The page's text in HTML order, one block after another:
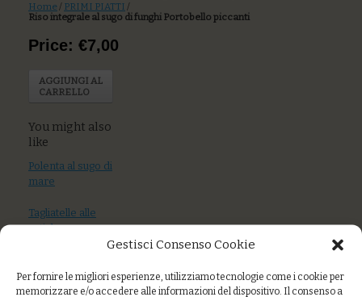
Gestisci Consenso Cookie
Per fornire le migliori esperienze, utilizziamo tecnologie come i cookie per
memorizzare e/o accedere alle informazioni del dispositivo. Il consenso a
Home / PRIMI PIATTI /
Riso integrale al sugo di funghi Portobello piccanti
Price: €7,00
AGGIUNGI AL
CARRELLO
You might also
like
Polenta al sugo di
mare
Tagliatelle alle
ortiche con
gamberi nostrani,
mandorle